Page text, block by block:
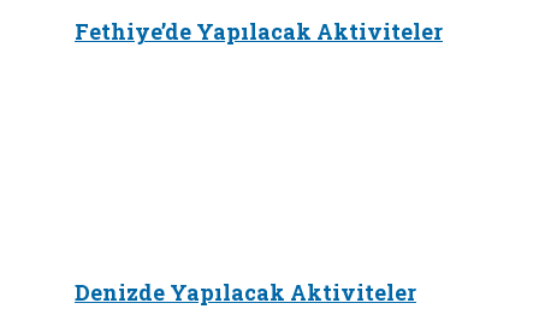
Fethiye’de Yapılacak Aktiviteler
Denizde Yapılacak Aktiviteler